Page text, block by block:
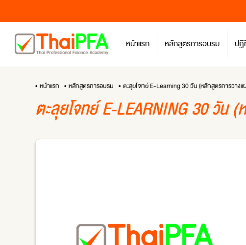
หน้าแรก หลักสูตรการอบรม ปฏิ
• หน้าแรก • หลักสูตรการอบรม • ตะลุยโจทย์ E-Learning 30 วัน (หลักสูตรการวาง
ตะลุยโจทย์ E-LEARNING 30 วัน